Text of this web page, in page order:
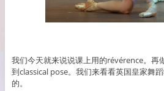
我们今天就来说说课上用的révérence。再
到classical pose。我们来看看英国皇家舞
的。